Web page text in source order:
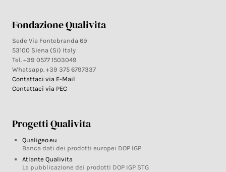
Fondazione Qualivita
Sede Via Fontebranda 69
53100 Siena (Si) Italy
Tel. +39 0577 1503049
Whatsapp. +39 375 6797337
Contattaci via E-Mail
Contattaci via PEC
Progetti Qualivita
Qualigeo.eu
Banca dati dei prodotti europei DOP IGP
Atlante Qualivita
La pubblicazione dei prodotti DOP IGP STG